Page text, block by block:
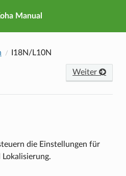
Manual
I18N/L10N
Weiter
die Einstellungen für